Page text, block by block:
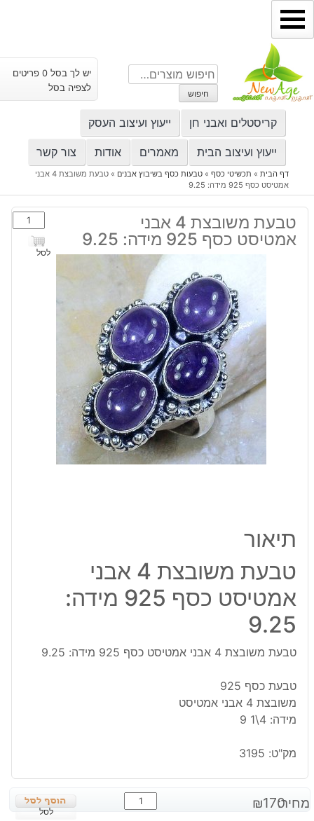
דילוג
לתוכן
חיפוש
עבור:
חיפוש
יש לך בסל 0 פריטים
לצפיה בסל
קריסטלים ואבני חן ייעוץ ועיצוב העסק
ייעוץ ועיצוב הבית מאמרים אודות צור קשר
דף הבית» תכשיטי כסף» טבעות כסף בשיבוץ אבנים »
טבעת משובצת 4 אבני
אמטיסט כסף 925 מידה: 9.25
טבעת משובצת 4 אבני
אמטיסט כסף 925 מידה: 9.25
כמות
של
טבעת
לסל
תיאור
טבעת משובצת 4 אבני
אמטיסט כסף 925 מידה:
9.25
טבעת משובצת 4 אבני אמטיסט כסף 925 מידה: 9.25
טבעת כסף 925
משובצת 4 אבני אמטיסט
מידה: 4\1 9
מק"ט: 3195
מחיר: ₪170
כמות
של
לסל